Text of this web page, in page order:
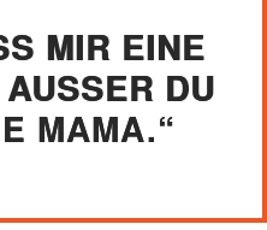
MIR EINE
DU B
MAMA.“